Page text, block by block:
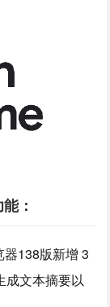
：
138版新增 3
成文本摘要以